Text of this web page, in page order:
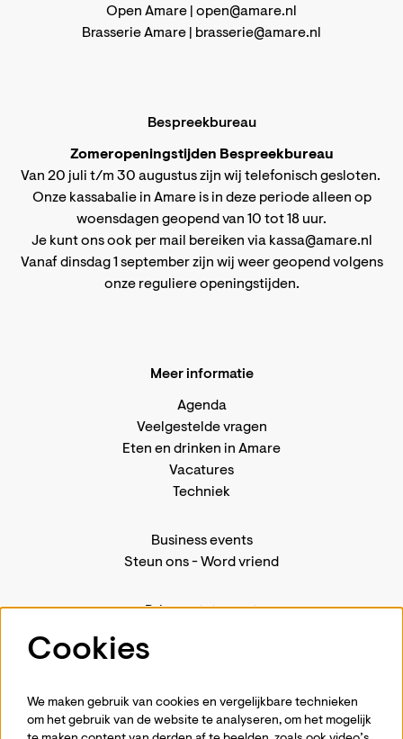
Open Amare | open@amare.nl
Brasserie Amare |
brasserie@amare.nl
Bespreekbureau
Zomeropeningstijden Bespreekbureau
Van 20 juli t/m 30 augustus zijn wij telefonisch gesloten.
Onze kassabalie in Amare is in deze periode alleen op
woensdagen geopend van 10 tot 18 uur.
Je kunt ons ook per mail bereiken via kassa@amare.nl
Vanaf dinsdag 1 september zijn wij weer geopend volgens
onze reguliere openingstijden.
Meer informatie
Agenda
Veelgestelde vragen
Eten en drinken in Amare
Vacatures
Techniek
Business events
Steun ons-Word vriend
Privacystatement
Cookies
We maken gebruik van cookies en vergelijkbare technieken
om het gebruik van de website te analyseren, om het mogelijk